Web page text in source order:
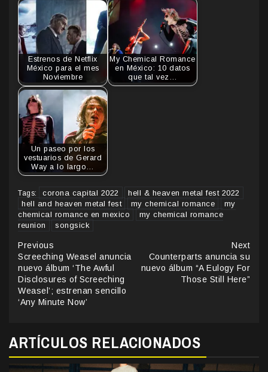
Estrenos de Netflix
México para el mes
Noviembre
My Chemical Romance
en México: 10 datos
que tal vez…
Un paseo por los
vestuarios de Gerard
Way a lo largo…
Tags: corona capital 2022
hell & heaven metal fest 2022
hell and heaven metal fest
my chemical romance
my
chemical romance en mexico
my chemical romance
reunion
songsick
Continue
Reading
Previous
Screeching Weasel anuncia
nuevo álbum ‘The Awful
Disclosures of Screeching
Weasel’; estrenan sencillo
‘Any Minute Now’
Next
Counterparts anuncia su
nuevo álbum “A Eulogy For
Those Still Here”
ARTÍCULOS RELACIONADOS